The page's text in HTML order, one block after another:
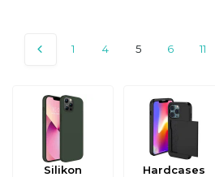
1 4 5 6 11
Silikon Hardcases